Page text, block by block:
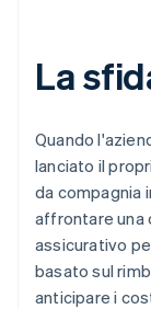
La
Quando
lanciato il
da compagnia
affrontare una
assicurativo
basato sul
anticipare i